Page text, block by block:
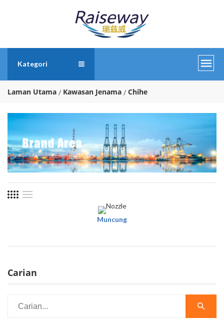
Kategori
Laman Utama Kawasan Jenama Chihe
Carian
Muncung